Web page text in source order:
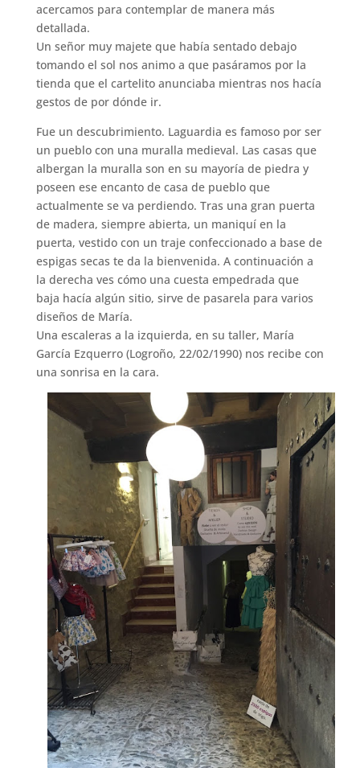
acercamos para contemplar de manera más
detallada.
Un señor muy majete que había sentado debajo
tomando el sol nos animo a que pasáramos por la
tienda que el cartelito anunciaba mientras nos hacía
gestos de por dónde ir.
Fue un descubrimiento. Laguardia es famoso por ser
un pueblo con una muralla medieval. Las casas que
albergan la muralla son en su mayoría de piedra y
poseen ese encanto de casa de pueblo que
actualmente se va perdiendo. Tras una gran puerta
de madera, siempre abierta, un maniquí en la
puerta, vestido con un traje confeccionado a base de
espigas secas te da la bienvenida. A continuación a
la derecha ves cómo una cuesta empedrada que
baja hacía algún sitio, sirve de pasarela para varios
diseños de María.
Una escaleras a la izquierda, en su taller, María
García Ezquerro (Logroño, 22/02/1990) nos recibe con
una sonrisa en la cara.